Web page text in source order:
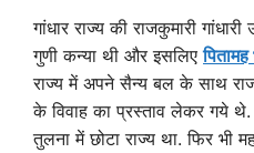
गांधार राज्य की राजकुमारी
गुणी कन्या थी और इसलिएपितामह
राज्य में अपने सैन्य बल के साथ
के विवाह का प्रस्ताव लेकर गये थे.
तुलना में छोटा राज्य था. फिर भी